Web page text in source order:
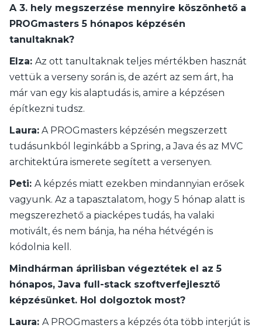
A 3. hely megszerzése mennyire köszönhető a
PROGmasters 5 hónapos képzésén
tanultaknak?
Elza: Az ott tanultaknak teljes mértékben hasznát
vettük a verseny során is, de azért az sem árt, ha
már van egy kis alaptudás is, amire a képzésen
építkezni tudsz.
Laura: A PROGmasters képzésén megszerzett
tudásunkból leginkább a Spring, a Java és az MVC
architektúra ismerete segített a versenyen.
Peti: A képzés miatt ezekben mindannyian erősek
vagyunk. Az a tapasztalatom, hogy 5 hónap alatt is
megszerezhető a piacképes tudás, ha valaki
motivált, és nem bánja, ha néha hétvégén is
kódolnia kell.
Mindhárman áprilisban végeztétek el az 5
hónapos, Java full-stack szoftverfejlesztő
képzésünket. Hol dolgoztok most?
Laura: A PROGmasters a képzés óta több interjút is